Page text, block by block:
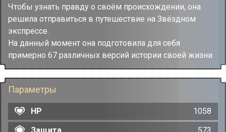
Чтобы узнать правду о своём происхождении, она
решила отправиться в путешествие на Звёздном
экспрессе.
На данный момент она подготовила для себя
примерно 67 различных версий истории своей жизни.
Параметры
HP
1058